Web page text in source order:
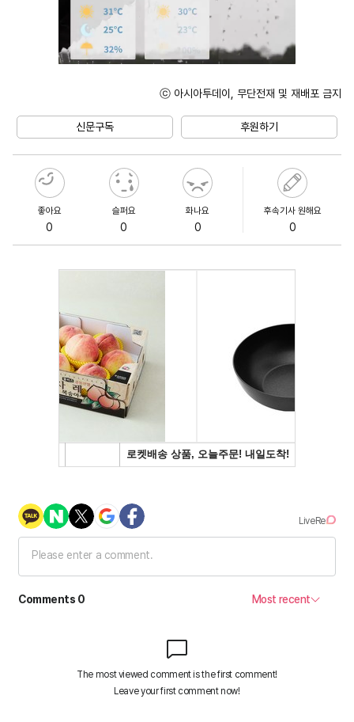
ⓒ 아시아투데이, 무단전재 및 재배포 금지
신문구독 후원하기
좋아요
0
슬퍼요
0
화나요
0
후속기사 원해요
0